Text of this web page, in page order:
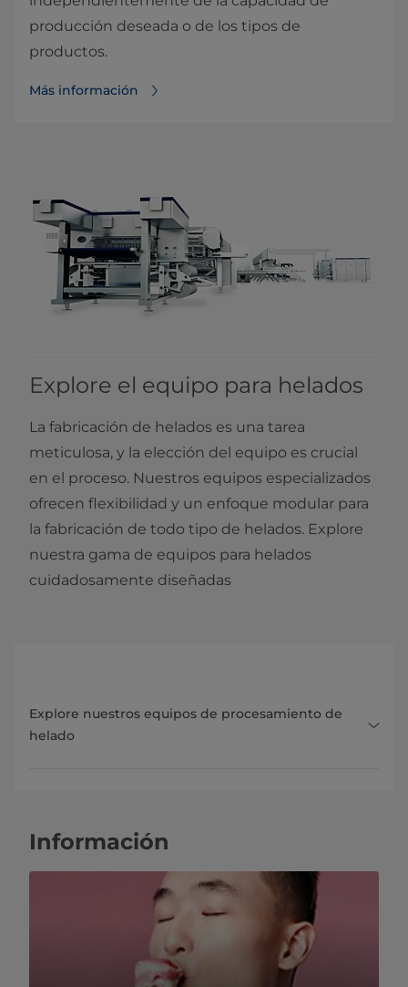
producción deseada o de los tipos de
productos.
Más información
Explore el equipo para helados
La fabricación de helados es una tarea
meticulosa, y la elección del equipo es crucial
en el proceso. Nuestros equipos especializados
ofrecen flexibilidad y un enfoque modular para
la fabricación de todo tipo de helados. Explore
nuestra gama de equipos para helados
cuidadosamente diseñadas
Explore nuestros equipos de procesamiento de
helado
Información